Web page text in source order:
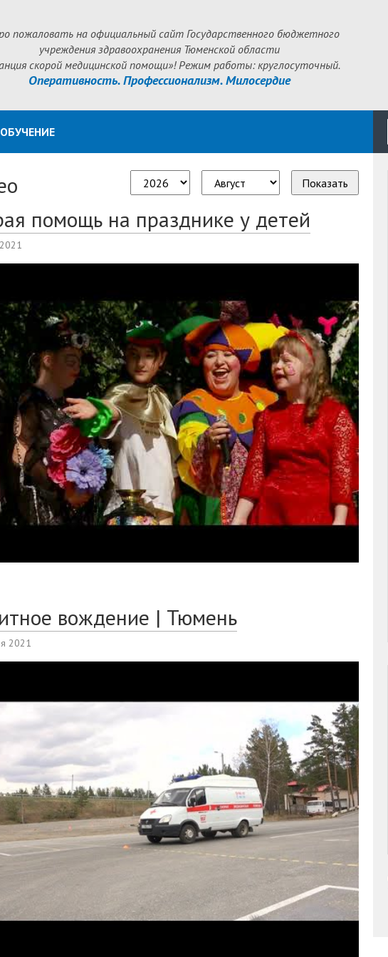
пожаловать на официальный сайт Государственного бюджетного
учреждения здравоохранения Тюменской области
скорой медицинской помощи»! Режим работы: круглосуточный.
Оперативность. Профессионализм. Милосердие
ОБУЧЕНИЕ
Показать
помощь на празднике у детей
вождение | Тюмень
2021